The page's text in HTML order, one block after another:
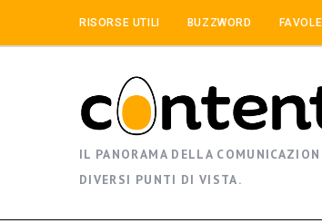
RISORSE UTILI BUZZWORD
IL PANORAMA DELLA
DIVERSI PUNTI DI VISTA.